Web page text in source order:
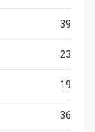
39
23
19
36